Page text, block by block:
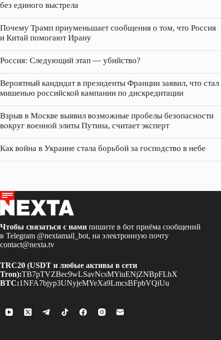
без единого выстрела
Почему Трамп приуменьшает сообщения о том, что Россия
и Китай помогают Ирану
Россия: Следующий этап — убийство?
Вероятный кандидат в президенты Франции заявил, что стал
мишенью российской кампании по дискредитации
Взрыв в Москве выявил возможные пробелы безопасности
вокруг военной элиты Путина, считает эксперт
Как война в Украине стала борьбой за господство в небе
Чтобы связаться с нами пишите в бот приёма сообщений
в Telegram @nextamail_bot, на электронную почту
contact@nexta.tv
TRC20 (USDT и любые активы в сети
Tron):TB7pTVZBec9wLSavNcsMYiuENjZNBpFLhX
BTC:1NFA7bjyp3UNyjeMYeXa9LmcsBFpbVQiUu